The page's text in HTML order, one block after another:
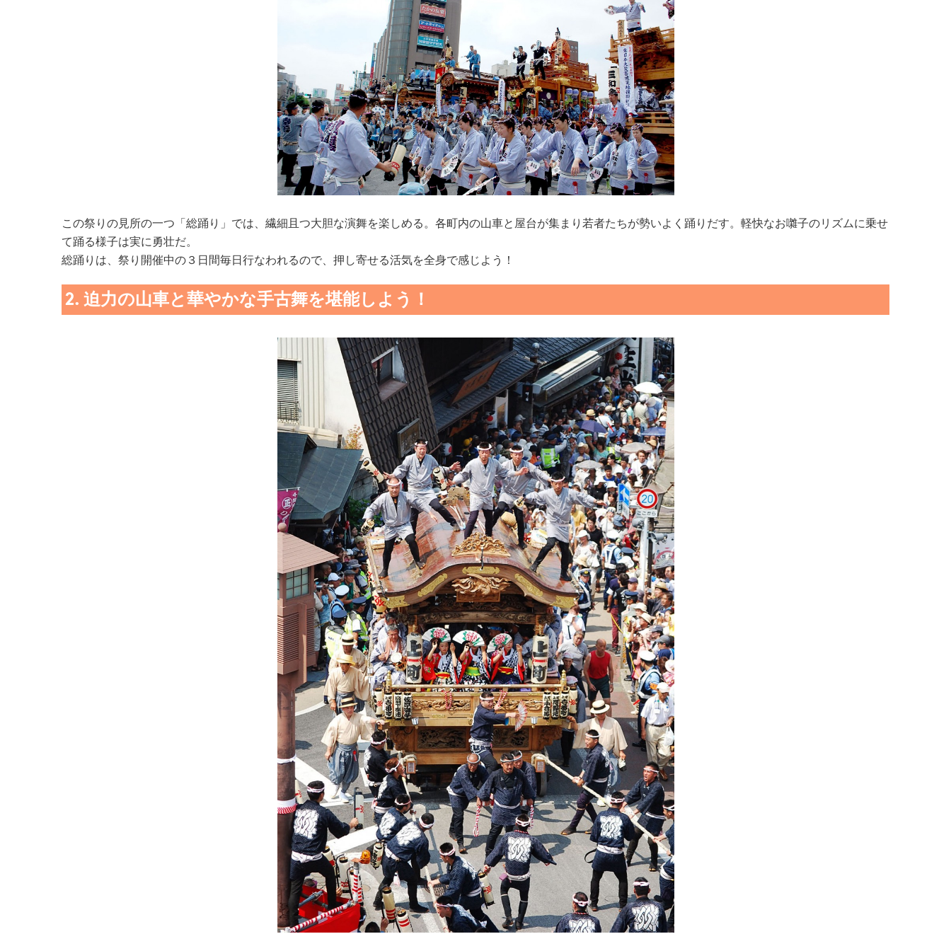
この祭りの見所の一つ「総踊り」では、繊細且つ大胆な演舞を楽しめる。各町内の山車と屋台が集まり若者たちが勢いよく踊りだす。軽快なお囃子のリズムに乗せ
て踊る様子は実に勇壮だ。
総踊りは、祭り開催中の３日間毎日行なわれるので、押し寄せる活気を全身で感じよう！
2. 迫力の山車と華やかな手古舞を堪能しよう！